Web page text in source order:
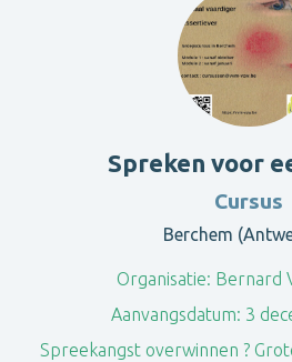
Spreken voor
Cursus
Berchem
Organisatie: Bernard
Aanvangsdatum: 3
Spreekangst overwinnen ?